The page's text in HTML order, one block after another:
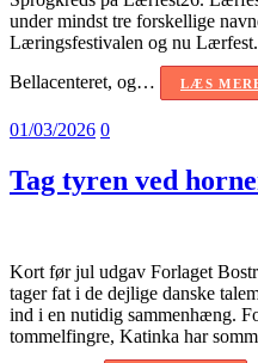
under mindst tre forskellige
Læringsfestivalen og nu
Bellacenteret, og…
LÆS
01/03/2026 0
Tag tyren ved
Kort før jul udgav Forlaget
tager fat i de dejlige danske
ind i en nutidig sammenhæng.
tommelfingre, Katinka har